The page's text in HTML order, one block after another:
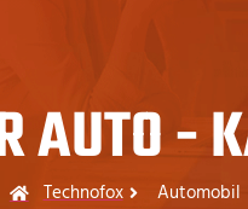
AUTO -
Technofox Automobil